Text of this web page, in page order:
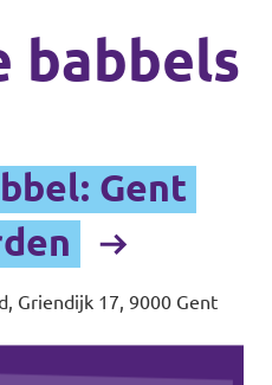
babbels
Gent
Griendijk 17, 9000 Gent